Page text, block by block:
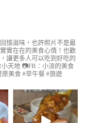
憶滋味，也許照片不是最
實在在的美食心情！也歡
讓更多人可以吃到好吃的
小天地 📷FB：小涼的美食
美食 #早午餐 #旅遊